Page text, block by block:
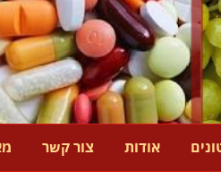
אודות צור קשר